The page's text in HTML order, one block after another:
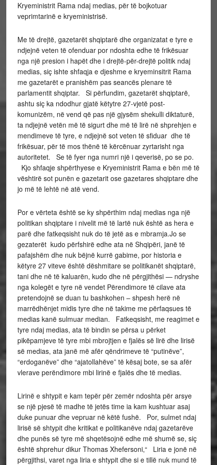
Kryeministrit Rama ndaj medias, për të bojkotuar
veprimtarinë e kryeministrisë.
Me të drejtë, gazetarët shqiptarë dhe organizatat e tyre e
ndjejnë veten të ofenduar por ndoshta edhe të frikësuar
nga një presion i hapët dhe i drejtë-për-drejtë politik ndaj
medias, siç ishte shfaqja e djeshme e kryeminsitrit Rama
me gazetarët e pranishëm pas seancës plenare të
parlamentit shqiptar. Si përfundim, gazetarët shqiptarë,
ashtu siç ka ndodhur gjatë këtytre 27-vjetë post-
komunizëm, në vend që pas një gjysëm shekulli diktaturë,
ta ndjejnë vetën më të sigurt dhe më të lirë në shprehjen e
mendimeve të tyre, e ndjejnë sot veten të sfiduar dhe të
frikësuar, për të mos thënë të kërcënuar zyrtarisht nga
autoritetet. Se të fyer nga numri një i qeverisë, po se po.
Kjo shfaqje shpërthyese e Kryeministrit Rama e bën më të
vështirë sot punën e gazetarit ose gazetares shqiptare dhe
jo më të lehtë në atë vend.
Por e vërteta është se ky shpërthim ndaj medias nga një
politikan shqiptare i nivelit më të lartë nuk është as hera e
parë dhe fatkeqsisht nuk do të jetë as e mbramja.Jo se
gezaterët kudo përfshirë edhe ata në Shqipëri, janë të
pafajshëm dhe nuk bëjnë kurrë gabime, por historia e
këtyre 27 viteve është dëshmitare se politikanët shqiptarë,
tani dhe në të kaluarën, kudo dhe në përgjithësi — ndryshe
nga kolegët e tyre në vendet Përendimore të cilave ata
pretendojnë se duan tu bashkohen – shpesh herë në
marrëdhënjet midis tyre dhe në takime me përfaqsues të
medias kanë sulmuar median. Fatkeqsisht, me reagimet e
tyre ndaj medias, ata të bindin se përsa u përket
pikëpamjeve të tyre mbi mbrojtjen e fjalës së lirë dhe lirisë
së medias, ata janë më afër qëndrimeve të “putinëve”,
“erdoganëve” dhe “ajatollahëve” të kësaj bote, se sa afër
vlerave perëndimore mbi lirinë e fjalës dhe të medias.
Lirinë e shtypit e kam tepër për zemër ndoshta për arsye
se një pjesë të madhe të jetës time ia kam kushtuar asaj
duke punuar dhe vepruar në këtë fushë. Por, sulmet ndaj
lirisë së shtypit dhe kritikat e politikanëve ndaj gazetarëve
dhe punës së tyre më shqetësojnë edhe më shumë se, siç
është shprehur dikur Thomas Xhefersoni,“ Liria e jonë në
përgjithsi, varet nga liria e shtypit dhe si e tillë nuk mund të